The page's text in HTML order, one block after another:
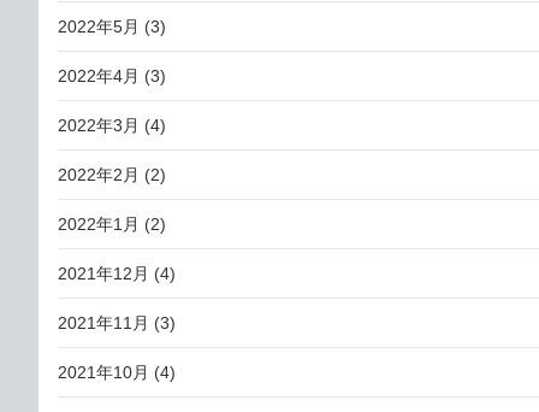
2022年5月 (3)
2022年4月 (3)
2022年3月 (4)
2022年2月 (2)
2022年1月 (2)
2021年12月 (4)
2021年11月 (3)
2021年10月 (4)